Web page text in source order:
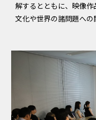
解するとともに、映像
文化や世界の諸問題への